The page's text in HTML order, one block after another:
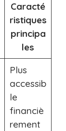
Caracté
ristiques
principa
les
Plus
accessib
le
financiè
rement